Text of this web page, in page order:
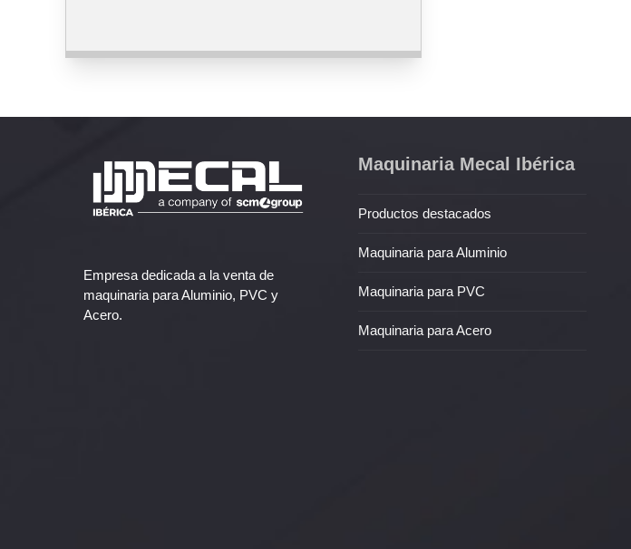
Empresa dedicada a la venta de
maquinaria para Aluminio, PVC y
Acero.
Maquinaria Mecal Ibérica
Productos destacados
Maquinaria para Aluminio
Maquinaria para PVC
Maquinaria para Acero